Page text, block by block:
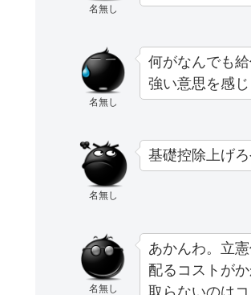
名無し
名無し
何がなんでも
強い意思を感じ
名無し
基礎控除上げ
名無し
あかんわ。立
配るコストが